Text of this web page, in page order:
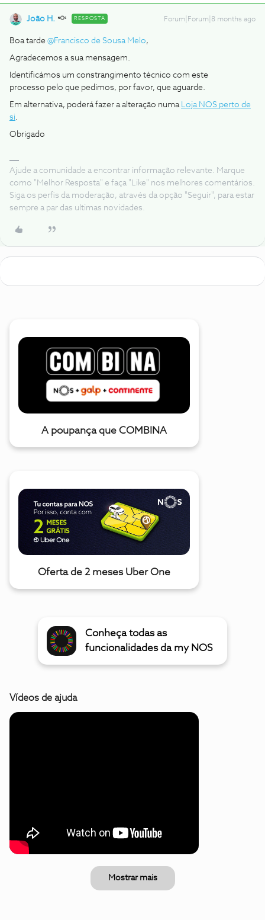
João H. RESPOSTA Forum|Forum|8 months ago
Boa tarde ​ @Francisco de Sousa Melo,
Agradecemos a sua mensagem.
Identificámos um constrangimento técnico com este
processo pelo que pedimos, por favor, que aguarde.
Em alternativa, poderá fazer a alteração numa Loja NOS perto de
si.
Obrigado
Ajude a comunidade a encontrar informação relevante. Marque
como "Melhor Resposta" e faça "Like" nos melhores comentários.
Siga os perfis da moderação, através da opção "Seguir", para estar
sempre a par das ultimas novidades.
A poupança que COMBINA
Oferta de 2 meses Uber One
Conheça todas as
funcionalidades da my NOS
Vídeos de ajuda
Mostrar mais